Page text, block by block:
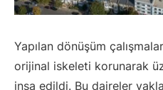
Yapılan dönüşüm
orijinal iskeleti korunarak
inşa edildi. Bu daireler